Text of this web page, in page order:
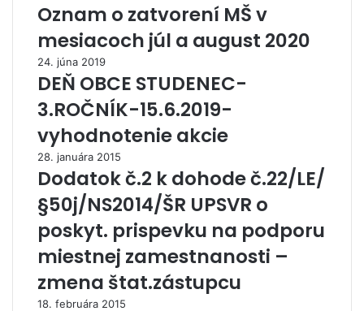
Oznam o zatvorení MŠ v
mesiacoch júl a august 2020
24. júna 2019
DEŇ OBCE STUDENEC-
3.ROČNÍK-15.6.2019-
vyhodnotenie akcie
28. januára 2015
Dodatok č.2 k dohode č.22/LE/
§50j/NS2014/ŠR UPSVR o
poskyt. prispevku na podporu
miestnej zamestnanosti –
zmena štat.zástupcu
18. februára 2015